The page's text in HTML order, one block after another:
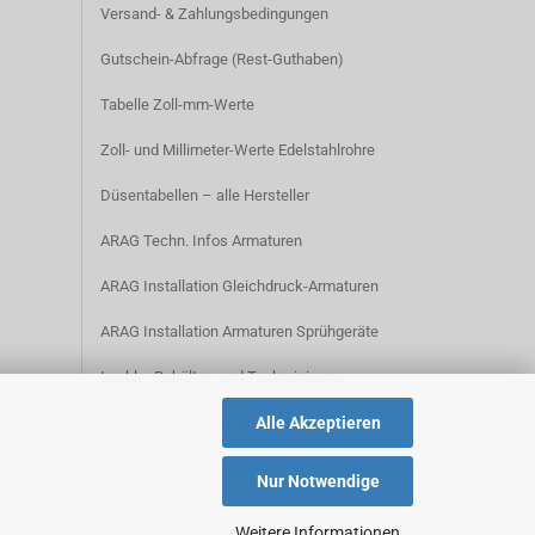
Alle Akzeptieren
Nur Notwendige
Versand- & Zahlungsbedingungen​
Gutschein-Abfrage (Rest-Guthaben)
Tabelle Zoll-mm-Werte
Zoll- und Millimeter-Werte Edelstahlrohre
Düsentabellen – alle Hersteller
ARAG Techn. Infos Armaturen
ARAG Installation Gleichdruck-Armaturen
ARAG Installation Armaturen Sprühgeräte
Lechler Behälter- und Tankreinigung
TeeJet Technische Informationen